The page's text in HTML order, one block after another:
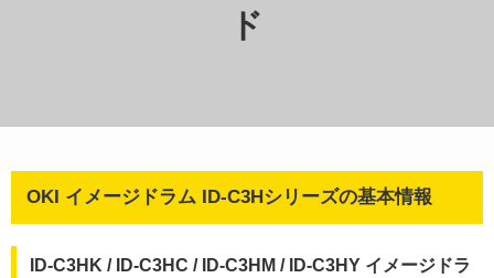
ド
OKI イメージドラム ID-C3Hシリーズの基本情報
ID-C3HK / ID-C3HC / ID-C3HM / ID-C3HY イメージドラ